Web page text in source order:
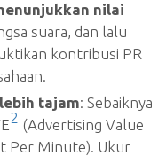
nilai
suara, dan lalu
kontribusi PR
tajam: Sebaiknya
2 (Advertising Value
Per Minute). Ukur